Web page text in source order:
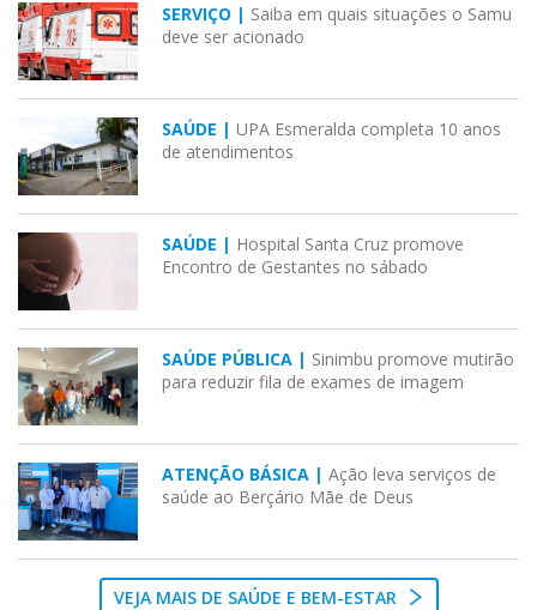
SERVIÇO | Saiba em quais situações o Samu
deve ser acionado
SAÚDE | UPA Esmeralda completa 10 anos
de atendimentos
SAÚDE | Hospital Santa Cruz promove
Encontro de Gestantes no sábado
SAÚDE PÚBLICA | Sinimbu promove mutirão
para reduzir fila de exames de imagem
ATENÇÃO BÁSICA | Ação leva serviços de
saúde ao Berçário Mãe de Deus
VEJA MAIS DE SAÚDE E BEM-ESTAR